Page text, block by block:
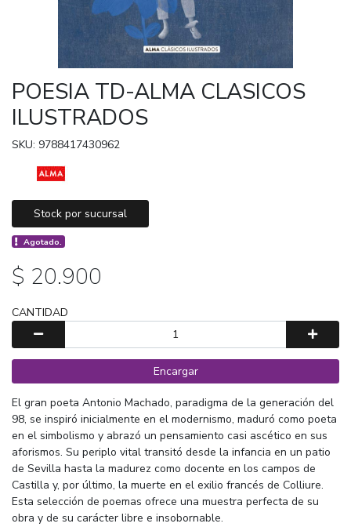
POESIA TD-ALMA CLASICOS
ILUSTRADOS
SKU: 9788417430962
Stock por sucursal
Agotado.
$ 20.900
CANTIDAD
Encargar
El gran poeta Antonio Machado, paradigma de la generación del
98, se inspiró inicialmente en el modernismo, maduró como poeta
en el simbolismo y abrazó un pensamiento casi ascético en sus
aforismos. Su periplo vital transitó desde la infancia en un patio
de Sevilla hasta la madurez como docente en los campos de
Castilla y, por último, la muerte en el exilio francés de Colliure.
Esta selección de poemas ofrece una muestra perfecta de su
obra y de su carácter libre e insobornable.